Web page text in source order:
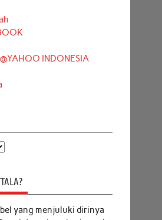
INDONESIA
yang menjuluki dirinya